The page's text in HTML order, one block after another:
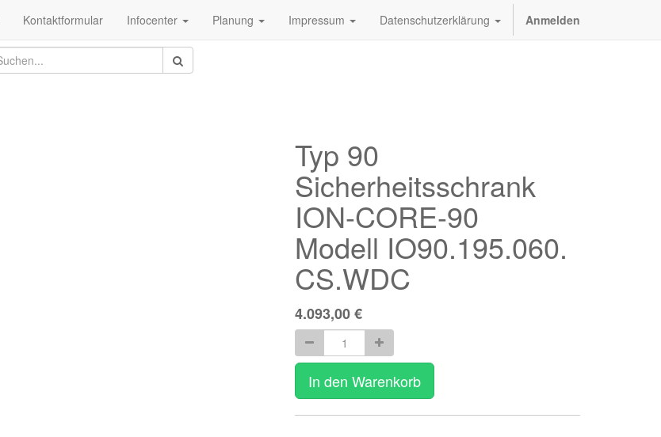
Kontaktformular Infocenter Planung Impressum Datenschutzerklärung Anmelden
Typ 90
Sicherheitsschrank
ION-CORE-90
Modell IO90.195.060.
CS.WDC
4.093,00€
In den Warenkorb